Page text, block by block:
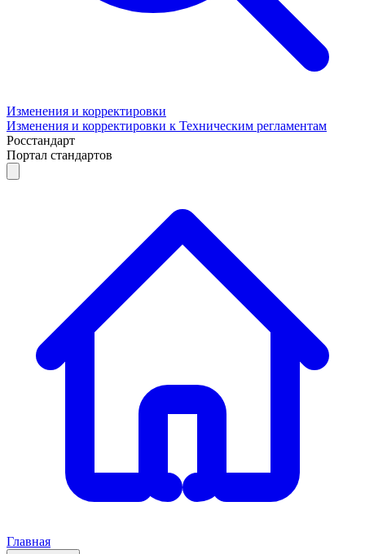
Изменения и корректировки
Изменения и корректировки к Техническим регламентам
Росстандарт
Портал стандартов
Главная